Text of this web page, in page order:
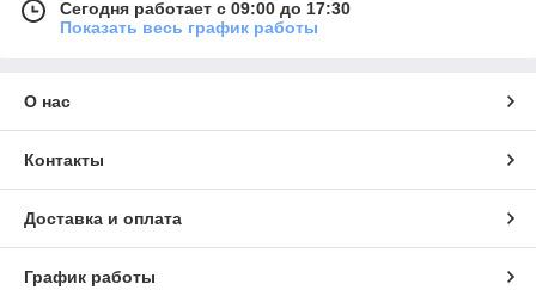
Сегодня работает с 09:00 до 17:30
Показать весь график работы
О нас
Контакты
Доставка и оплата
График работы